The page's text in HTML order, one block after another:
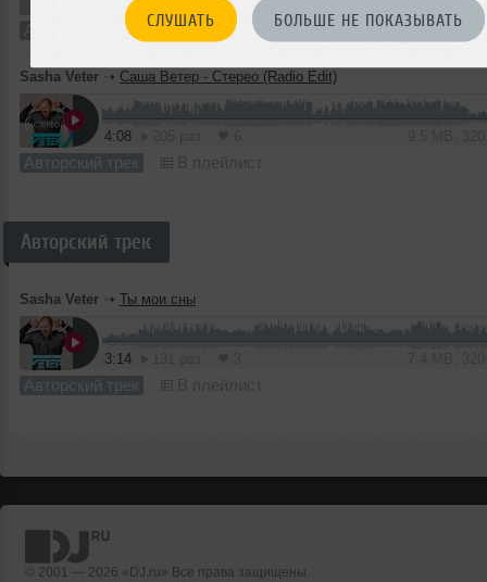
СЛУШАТЬ БОЛЬШЕ НЕ ПОКАЗЫВАТЬ
5:29 12 7.5 MB,
Акапелла В плейлист
Sasha Veter ➝ Саша Ветер - Стерео (Radio Edit)
4:08
Авторский трек В плейлист
Авторский трек
Sasha Veter ➝ Ты мои сны
3:14
Авторский трек В плейлист
© 2001 — 2026 «DJ.ru» Все права защищены.